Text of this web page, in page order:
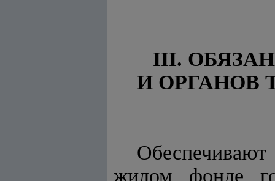
III.
И ОРГАНОВ
жилом фонде